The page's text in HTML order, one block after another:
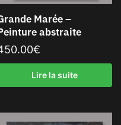
Marée –
abstraite
€
Lire la suite